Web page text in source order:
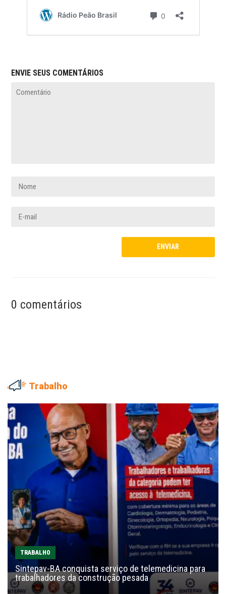
ENVIE SEUS COMENTÁRIOS
0 comentários
Trabalho
TRABALHO
Sintepav-BA conquista serviço de telemedicina para
trabalhadores da construção pesada